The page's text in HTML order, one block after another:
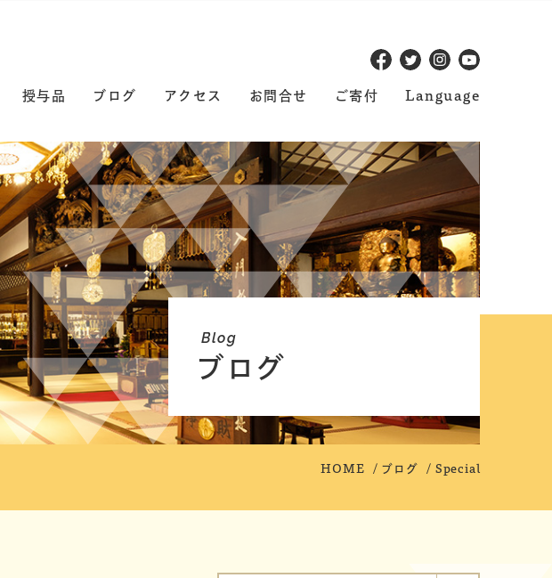
授与品 ブログ アクセス お問合せ ご寄付 Language
Blog
ブログ
HOME ブログ Special